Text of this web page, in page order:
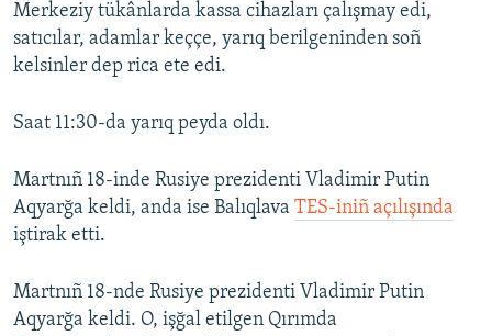
Merkeziy tükânlarda kassa cihazları çalışmay edi,
satıcılar, adamlar keççe, yarıq berilgeninden soñ
kelsinler dep rica ete edi.
Saat 11:30-da yarıq peyda oldı.
Martnıñ 18-inde Rusiye prezidenti Vladimir Putin
Aqyarğa keldi, anda ise Balıqlava TES-iniñ açılışında
iştirak etti.
Martnıñ 18-nde Rusiye prezidenti Vladimir Putin
Aqyarğa keldi. O, işğal etilgen Qırımda